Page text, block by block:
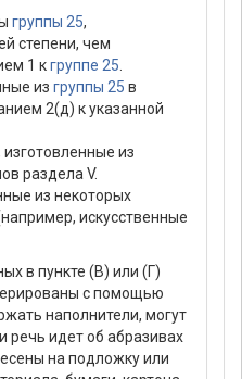
группы 25,
степени, чем
1 кгруппе 25
из группы 25 в
2(д) к указанной
из
раздела V.
из некоторых
искусственные
в пункте (В) или (Г)
с помощью
наполнители, могут
речь идет об абразивах
на подложку или